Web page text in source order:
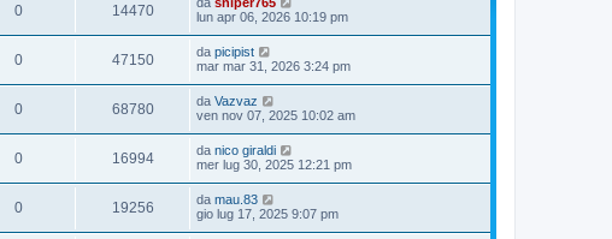
0 14470
lun apr 06, 2026 10:19 pm
0 47150 da picipist
mar mar 31, 2026 3:24 pm
0 68780 da Vazvaz
ven nov 07, 2025 10:02 am
0 16994 da nico giraldi
mer lug 30, 2025 12:21 pm
0 19256 da mau.83
gio lug 17, 2025 9:07 pm